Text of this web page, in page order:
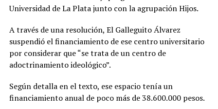
Universidad de La Plata junto con la agrupación Hijos.
A través de una resolución, El Galleguito Álvarez
suspendió el financiamiento de ese centro universitario
por considerar que “se trata de un centro de
adoctrinamiento ideológico”.
Según detalla en el texto, ese espacio tenía un
financiamiento anual de poco más de 38.600.000 pesos.